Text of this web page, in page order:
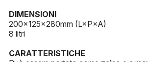
DIMENSIONI
200x125×280mm (L×P×A)
8 litri
CARATTERISTICHE